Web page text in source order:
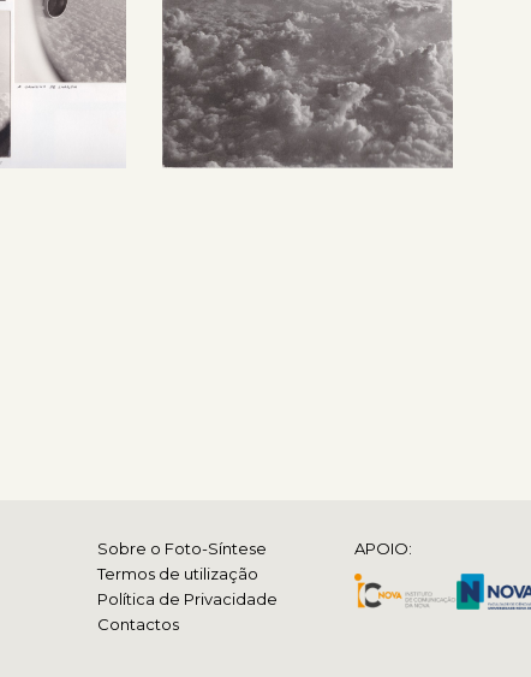
Sobre o Foto-Síntese
Termos de utilização
Política de Privacidade
Contactos
APOIO: